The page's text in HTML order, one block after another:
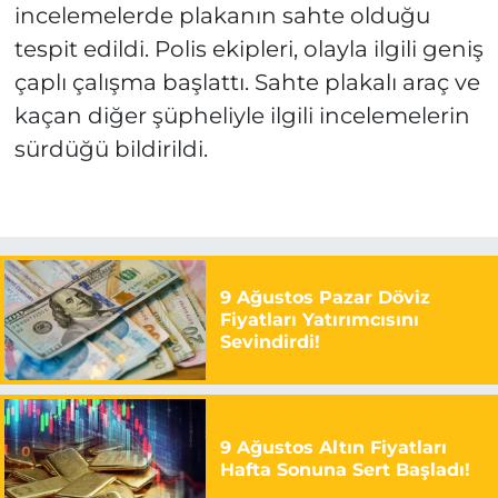
incelemelerde plakanın sahte olduğu
tespit edildi. Polis ekipleri, olayla ilgili geniş
çaplı çalışma başlattı. Sahte plakalı araç ve
kaçan diğer şüpheliyle ilgili incelemelerin
sürdüğü bildirildi.
9 Ağustos Pazar Döviz
Fiyatları Yatırımcısını
Sevindirdi!
9 Ağustos Altın Fiyatları
Hafta Sonuna Sert Başladı!